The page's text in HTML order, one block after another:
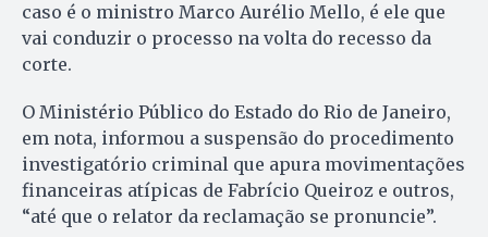
caso é o ministro Marco Aurélio Mello, é ele que
vai conduzir o processo na volta do recesso da
corte.
O Ministério Público do Estado do Rio de Janeiro,
em nota, informou a suspensão do procedimento
investigatório criminal que apura movimentações
financeiras atípicas de Fabrício Queiroz e outros,
“até que o relator da reclamação se pronuncie”.